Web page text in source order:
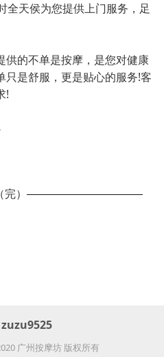
天侯为您提供上门服务，足
的不单是按摩，是您对健康
只是舒服，更是贴心的服务!客
!
（完）
zuzu9525
广州按摩坊 版权所有